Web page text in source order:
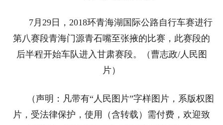
7月29日，2018环青海湖国际公路自行车赛进行
第八赛段青海门源青石嘴至张掖的比赛，此赛段的
后半程开始车队进入甘肃赛段。（曹志政/人民图
片）
（声明：凡带有“人民图片”字样图片，系版权图
片，受法律保护，使用（含转载）需付费，欢迎致